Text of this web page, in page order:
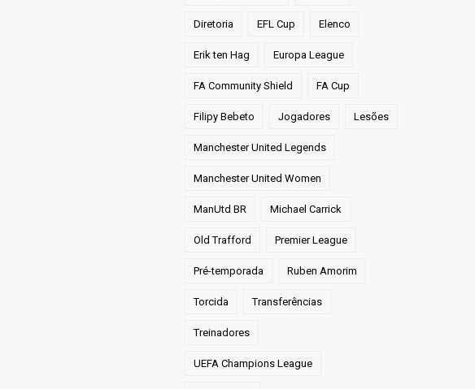
Diretoria EFL Cup Elenco
Erik ten Hag Europa League
FA Community Shield FA Cup
Filipy Bebeto Jogadores Lesões
Manchester United Legends
Manchester United Women
ManUtd BR Michael Carrick
Old Trafford Premier League
Pré-temporada Ruben Amorim
Torcida Transferências
Treinadores
UEFA Champions League